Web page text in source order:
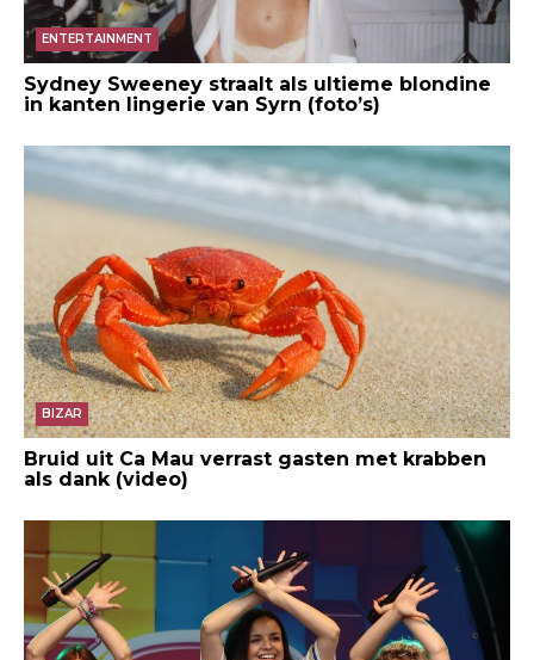
ENTERTAINMENT
Sydney Sweeney straalt als ultieme blondine
in kanten lingerie van Syrn (foto’s)
BIZAR
Bruid uit Ca Mau verrast gasten met krabben
als dank (video)